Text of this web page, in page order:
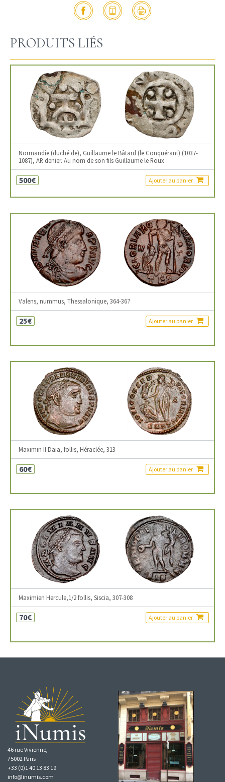
PRODUITS LIÉS
Normandie (duché de), Guillaume le Bâtard (le Conquérant) (1037-
1087), AR denier. Au nom de son fils Guillaume le Roux
500€ Ajouter au panier
Valens, nummus, Thessalonique, 364-367
25€ Ajouter au panier
Maximin II Daia, follis, Héraclée, 313
60€ Ajouter au panier
Maximien Hercule,1/2 follis, Siscia, 307-308
70€ Ajouter au panier
46 rue Vivienne,
75002 Paris
+33 (0)1 40 13 83 19
info@inumis.com